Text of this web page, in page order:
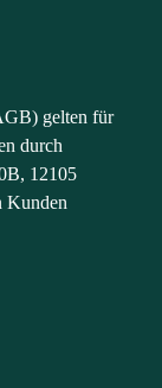
gelten für
durch
12105
Kunden